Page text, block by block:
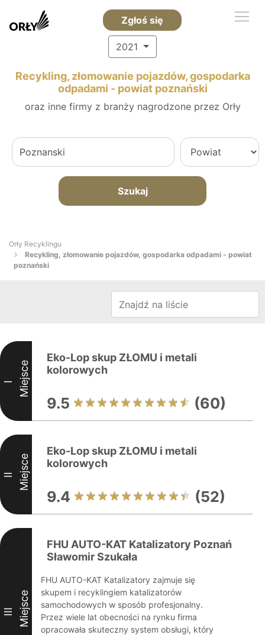
Zgłoś się
2021
Recykling, złomowanie pojazdów, gospodarka
odpadami - powiat poznański
oraz inne firmy z branży nagrodzone przez Orły
Szukaj
Orły Recyklingu
Recykling, złomowanie pojazdów, gospodarka odpadami - powiat
poznański
I Miejsce
Eko-Lop skup ZŁOMU i metali
kolorowych
9.5 (60)
II Miejsce
Eko-Lop skup ZŁOMU i metali
kolorowych
9.4 (52)
III Miejsce
FHU AUTO-KAT Katalizatory Poznań
Sławomir Szukała
FHU AUTO-KAT Katalizatory zajmuje się
skupem i recyklingiem katalizatorów
samochodowych w sposób profesjonalny.
Przez wiele lat obecności na rynku firma
opracowała skuteczny system obsługi, który